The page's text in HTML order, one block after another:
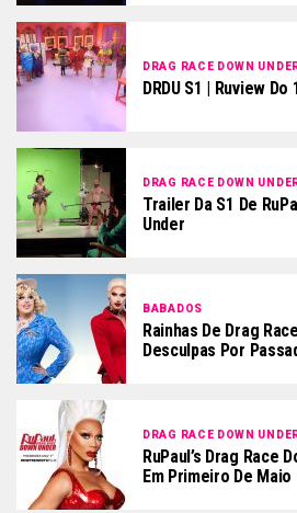
DRAG RACE DOWN
DRDU S1 | Ruview Do
DRAG RACE DOWN
Trailer Da S1 De
Under
BABADOS
Rainhas De Drag
Desculpas Por
DRAG RACE DOWN
RuPaul’s Drag Race
Em Primeiro De Maio